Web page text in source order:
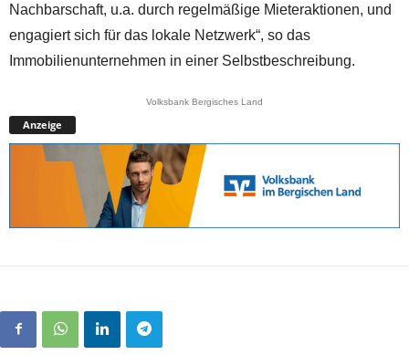
Nachbarschaft, u.a. durch regelmäßige Mieteraktionen, und
engagiert sich für das lokale Netzwerk“, so das
Immobilienunternehmen in einer Selbstbeschreibung.
Volksbank Bergisches Land
Anzeige